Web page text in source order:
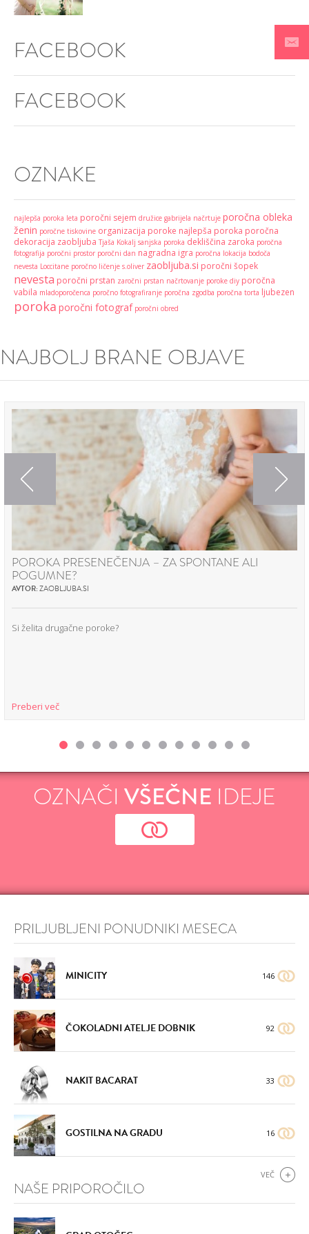
FACEBOOK
FACEBOOK
OZNAKE
najlepša poroka leta poročni sejem družice gabrijela načrtuje poročna obleka
ženin poročne tiskovine organizacija poroke najlepša poroka poročna
dekoracija zaobljuba Tjaša Kokalj sanjska poroka dekliščina zaroka poročna
fotografija poročni prostor poročni dan nagradna igra poročna lokacija bodoča
nevesta Loccitane poročno ličenje s.oliver zaobljuba.si poročni šopek
nevesta poročni prstan zaročni prstan načrtovanje poroke diy poročna
vabila mladoporočenca poročno fotografiranje poročna zgodba poročna torta ljubezen
poroka poročni fotograf poročni obred
NAJBOLJ BRANE OBJAVE
Previous
POROKA PRESENEČENJA – ZA SPONTANE ALI
POGUMNE?
AVTOR:ZAOBLJUBA.SI
Si želita drugačne poroke?
Preberi več
Next
OZNAČI VŠEČNE IDEJE
PRILJUBLJENI PONUDNIKI MESECA
MINICITY 146
ČOKOLADNI ATELJE DOBNIK 92
NAKIT BACARAT 33
GOSTILNA NA GRADU 16
VEČ
NAŠE PRIPOROČILO